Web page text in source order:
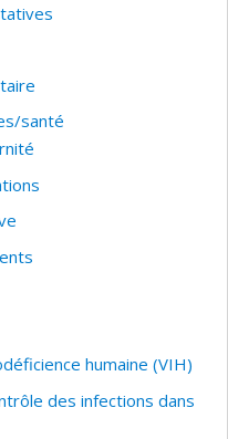
santé
humaine (VIH)
des infections dans